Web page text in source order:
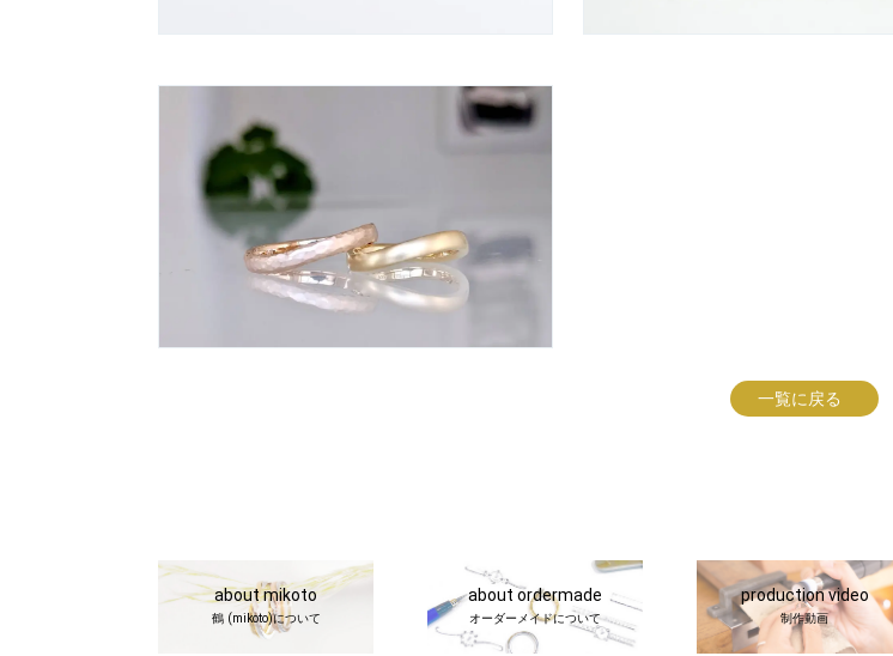
一覧に戻る
about mikoto
鶴 (mikoto)について
about ordermade
オーダーメイドについて
production video
制作動画